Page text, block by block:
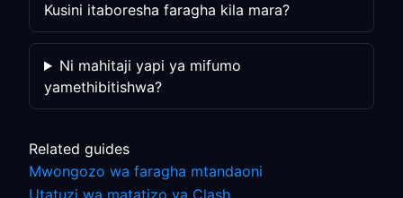
Kusini itaboresha faragha kila mara?
Ni mahitaji yapi ya mifumo
yamethibitishwa?
Related guides
Mwongozo wa faragha mtandaoni
Utatuzi wa matatizo ya Clash